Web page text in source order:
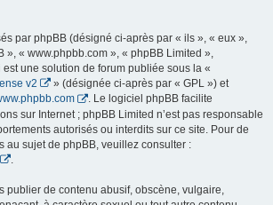
par phpBB (désigné ci-après par « ils », « eux »,
», « www.phpbb.com », « phpBB Limited »,
une solution de forum publiée sous la «
v2
» (désignée ci-après par « GPL ») et
. Le logiciel phpBB facilite
sur Internet ; phpBB Limited n’est pas responsable
autorisés ou interdits sur ce site. Pour de
au sujet de phpBB, veuillez consulter :
publier de contenu abusif, obscène, vulgaire,